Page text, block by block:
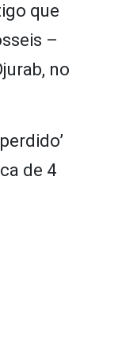
que
–
no
de 4